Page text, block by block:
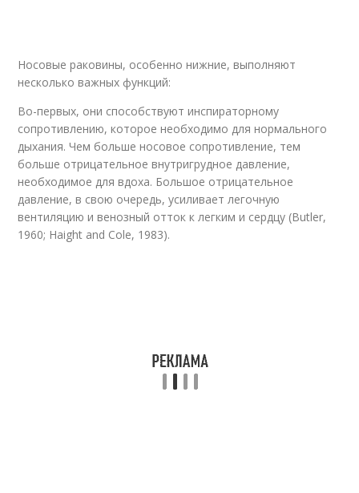
Носовые раковины, особенно нижние, выполняют
несколько важных функций:
Во-первых, они способствуют инспираторному
сопротивлению, которое необходимо для нормального
дыхания. Чем больше носовое сопротивление, тем
больше отрицательное внутригрудное давление,
необходимое для вдоха. Большое отрицательное
давление, в свою очередь, усиливает легочную
вентиляцию и венозный отток к легким и сердцу (Butler,
1960; Haight and Cole, 1983).